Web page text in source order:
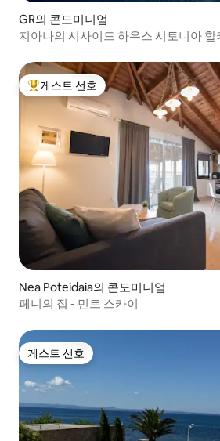
GR의 콘도미니엄
지아나의 시사이드 하우스 시토니아 할
상위 게스트 선호
게스트 선호
Nea Poteidaia의 콘도미니엄
페니의 집 - 민트 스카이
게스트 선호
게스트 선호